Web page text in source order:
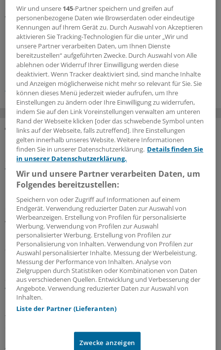
und Herausgeber der Fuchsbriefe, sprechen über
wichtige Themen rund ums Geld.
Schlagworte:
Pferdchen trifft Fuchs Geld und Vermögen
MEHR ZUM THEMA
Geldtipp-Podcast Pferdchen trifft Fuchs
Was wir aus unseren Fehlern gelernt haben
In der 62. Folge des Geldtipp-Podcasts stellt sich der
neue Fuchs, Stefan Ziermann, vor. Pferdchen und Fuchs
erinnern sich an Erfolg und Misserfolg ihrer
Anlageentscheidungen und welche Konsequenzen und
Lehren sie daraus gezogen haben.
28.07.2026
Geldtipp-Podcast Pferdchen trifft Fuchs
Wie sich nachhaltige Geldanlage verändert hat
Durch die geopolitischen Krisen sind Investments in
fossile Energien und Rüstung attraktiv geworden. In der
Pferdchen und Fuchs, wo Nachhaltigkeitskriterium auch
Wir und unsere 145-Partner speichern und greifen auf
personenbezogene Daten wie Browserdaten oder eindeutige
Kennungen auf Ihrem Gerät zu. Durch Auswahl von Akzeptieren
aktivieren Sie Tracking-Technologien für die unter „Wir und
unsere Partner verarbeiten Daten, um Ihnen Dienste
bereitzustellen“ aufgeführten Zwecke. Durch Auswahl von Alle
ablehnen oder Widerruf Ihrer Einwilligung werden diese
deaktiviert. Wenn Tracker deaktiviert sind, sind manche Inhalte
und Anzeigen möglicherweise nicht mehr so relevant für Sie. Sie
können dieses Menü jederzeit wieder aufrufen, um Ihre
Einstellungen zu ändern oder Ihre Einwilligung zu widerrufen,
indem Sie auf den Link Voreinstellungen verwalten am unteren
Rand der Webseite klicken [oder das schwebende Symbol unten
links auf der Webseite, falls zutreffend]. Ihre Einstellungen
gelten innerhalb unseres Website. Weitere Informationen
finden Sie in unserer Datenschutzerklärung. Details finden Sie
in unserer Datenschutzerklärung.
Wir und unsere Partner verarbeiten Daten, um
Folgendes bereitzustellen:
Speichern von oder Zugriff auf Informationen auf einem
Endgerät. Verwendung reduzierter Daten zur Auswahl von
Werbeanzeigen. Erstellung von Profilen für personalisierte
Werbung. Verwendung von Profilen zur Auswahl
personalisierter Werbung. Erstellung von Profilen zur
Personalisierung von Inhalten. Verwendung von Profilen zur
Auswahl personalisierter Inhalte. Messung der Werbeleistung.
Messung der Performance von Inhalten. Analyse von
Zielgruppen durch Statistiken oder Kombinationen von Daten
aus verschiedenen Quellen. Entwicklung und Verbesserung der
Angebote. Verwendung reduzierter Daten zur Auswahl von
Inhalten.
Liste der Partner (Lieferanten)
Zwecke anzeigen